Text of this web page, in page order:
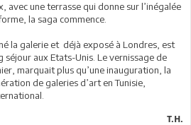
avec une terrasse qui donne sur l’inégalée
la saga commence.
la galerie et déjà exposé à Londres, est
séjour aux Etats-Unis. Le vernissage de
marquait plus qu’une inauguration, la
de galeries d’art en Tunisie,
T.H.